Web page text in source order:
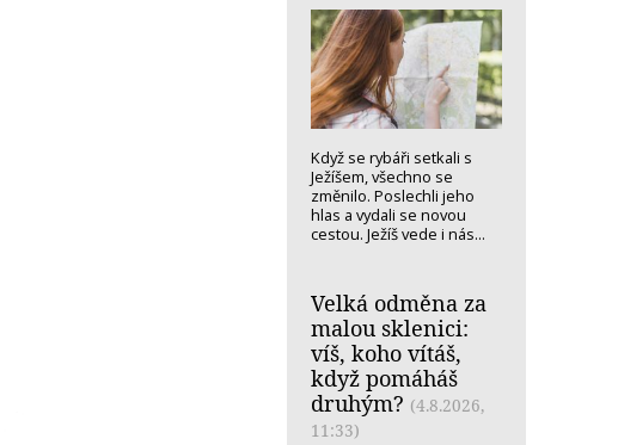
Když se rybáři setkali s
Ježíšem, všechno se
změnilo. Poslechli jeho
hlas a vydali se novou
cestou. Ježíš vede i nás...
Velká odměna za
malou sklenici:
víš, koho vítáš,
když pomáháš
druhým? (4.8.2026,
11:33)